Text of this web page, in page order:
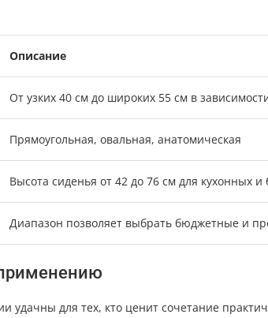
Описание
От узких 40 см до широких 55 см в
Прямоугольная, овальная, анатомическая
Высота сиденья от 42 до 76 см для кухонных
Диапазон позволяет выбрать бюджетные и
удачны для тех, кто ценит сочетание